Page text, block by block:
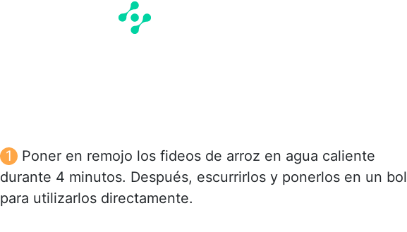
Poner en remojo los fideos de arroz en agua caliente
durante 4 minutos. Después, escurrirlos y ponerlos en un bol
para utilizarlos directamente.